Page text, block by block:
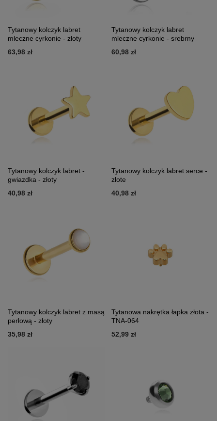
Tytanowy kolczyk labret
mleczne cyrkonie - złoty
63,98 zł
Tytanowy kolczyk labret
mleczne cyrkonie - srebrny
60,98 zł
Tytanowy kolczyk labret -
gwiazdka - złoty
40,98 zł
Tytanowy kolczyk labret serce -
złote
40,98 zł
Tytanowy kolczyk labret z masą
perłową - złoty
35,98 zł
Tytanowa nakrętka łapka złota -
TNA-064
52,99 zł